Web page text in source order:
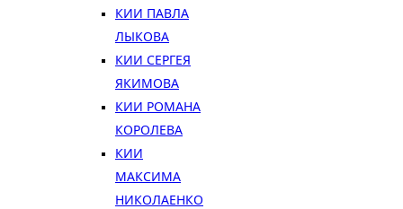
КИИ ПАВЛА
ЛЫКОВА
КИИ СЕРГЕЯ
ЯКИМОВА
КИИ РОМАНА
КОРОЛЕВА
КИИ
МАКСИМА
НИКОЛАЕНКО